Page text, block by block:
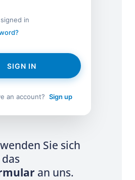
in
SIGN IN
an account? Sign up
Sie sich
an uns.